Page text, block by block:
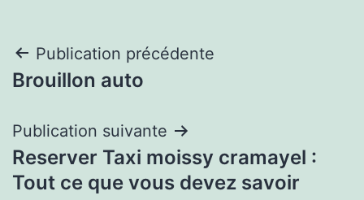
Navigation
de
l’article
Publication précédente
Brouillon auto
Publication suivante
Reserver Taxi moissy cramayel :
Tout ce que vous devez savoir